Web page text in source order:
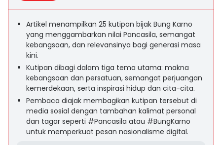
Artikel menampilkan 25 kutipan bijak Bung Karno
yang menggambarkan nilai Pancasila, semangat
kebangsaan, dan relevansinya bagi generasi masa
kini.
Kutipan dibagi dalam tiga tema utama: makna
kebangsaan dan persatuan, semangat perjuangan
kemerdekaan, serta inspirasi hidup dan cita-cita.
Pembaca diajak membagikan kutipan tersebut di
media sosial dengan tambahan kalimat personal
dan tagar seperti #Pancasila atau #BungKarno
untuk memperkuat pesan nasionalisme digital.